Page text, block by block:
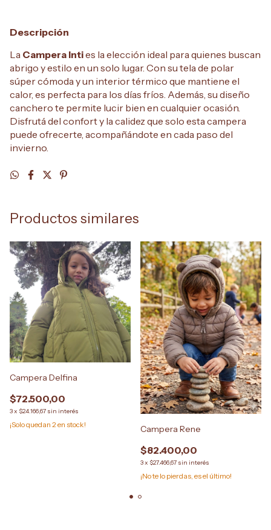
Descripción
La Campera Inties la elección ideal para quienes buscan
abrigo y estilo en un solo lugar. Con su tela de polar
súper cómoda y un interior térmico que mantiene el
calor, es perfecta para los días fríos. Además, su diseño
canchero te permite lucir bien en cualquier ocasión.
Disfrutá del confort y la calidez que solo esta campera
puede ofrecerte, acompañándote en cada paso del
invierno.
Productos similares
Campera Delfina
$72.500,00
3x $24.166,67 sin interés
¡Solo quedan 2en stock! Campera Rene
$82.400,00
3x $27.466,67 sin interés
¡No te lo pierdas, es el último!